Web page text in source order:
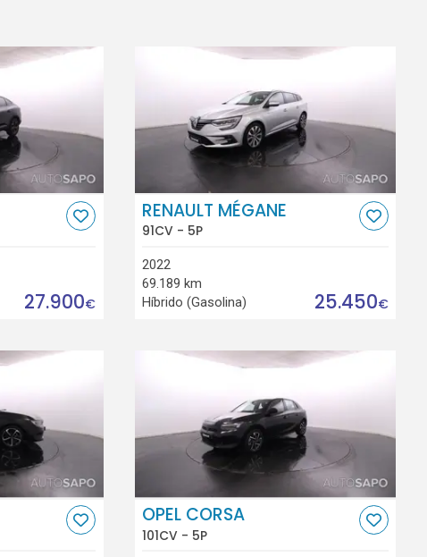
27.900€
RENAULT MÉGANE
91CV - 5P
2022
69.189 km
Híbrido (Gasolina)
25.450€
OPEL CORSA
101CV - 5P